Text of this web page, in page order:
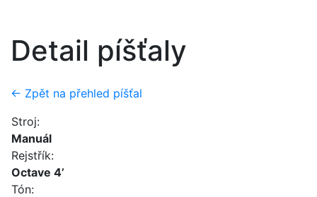
Detail píšťaly
← Zpět na přehled píšťal
Stroj:
Manuál
Rejstřík:
Octave 4’
Tón: